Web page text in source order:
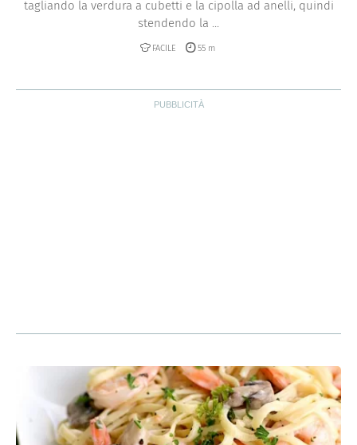
tagliando la verdura a cubetti e la cipolla ad anelli, quindi
stendendo la ...
FACILE 55 m